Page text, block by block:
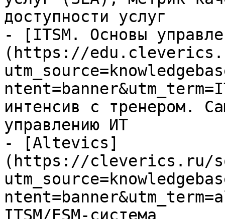
доступности услуг
- [ITSM. Основы
(https://
интенсив с тренером.
управлению ИТ
- [Altevics]
(https://cleverics.ru/
ITSM/ESM-система